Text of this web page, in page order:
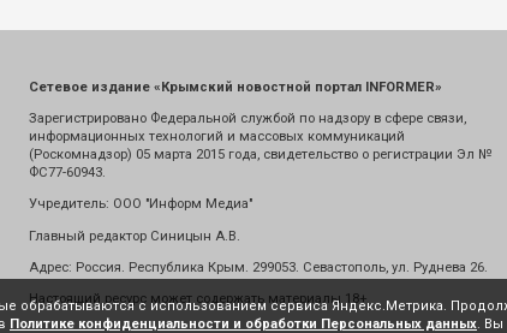
Сетевое издание «Крымский новостной портал INFORMER»
Зарегистрировано Федеральной службой по надзору в сфере связи,
информационных технологий и массовых коммуникаций
(Роскомнадзор) 05 марта 2015 года, свидетельство о регистрации Эл №
ФС77-60943.
Учредитель: ООО "Информ Медиа"
Главный редактор Синицын А.В.
Адрес: Россия. Республика Крым. 299053. Севастополь, ул. Руднева 26.
Настоящий ресурс может содержать материалы 18+
обрабатываются с использованием сервиса Яндекс.Метрика.
Политике конфиденциальности и обработки Персональных данных. Вы